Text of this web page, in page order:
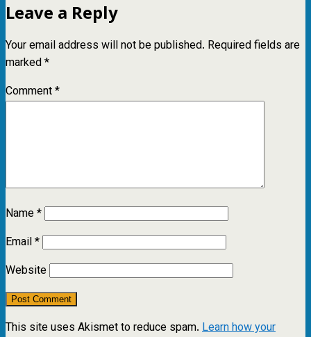
Leave a Reply
Your email address will not be published. Required fields are
marked*
Comment*
Name*
Email*
Website
This site uses Akismet to reduce spam. Learn how your